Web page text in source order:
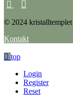
© 2024
Kontakt
top
Login
Register
Reset